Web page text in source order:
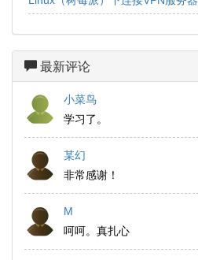
最新评论
小菜鸟
学习了。
某幻
非常感谢！
M
呵呵。真扎心